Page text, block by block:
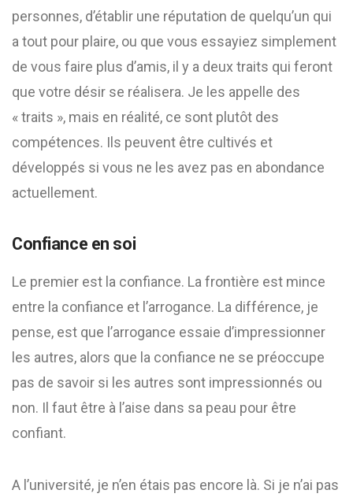
personnes, d’établir une réputation de quelqu’un qui
a tout pour plaire, ou que vous essayiez simplement
de vous faire plus d’amis, il y a deux traits qui feront
que votre désir se réalisera. Je les appelle des
« traits », mais en réalité, ce sont plutôt des
compétences. Ils peuvent être cultivés et
développés si vous ne les avez pas en abondance
actuellement.
Confiance en soi
Le premier est la confiance. La frontière est mince
entre la confiance et l’arrogance. La différence, je
pense, est que l’arrogance essaie d’impressionner
les autres, alors que la confiance ne se préoccupe
pas de savoir si les autres sont impressionnés ou
non. Il faut être à l’aise dans sa peau pour être
confiant.
A l’université, je n’en étais pas encore là. Si je n’ai pas